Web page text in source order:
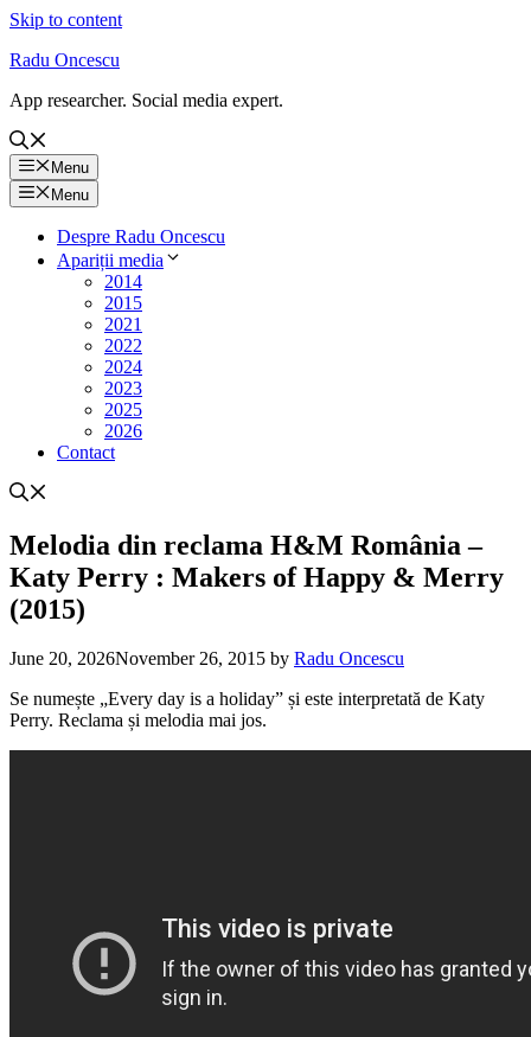
Skip to content
Radu Oncescu
App researcher. Social media expert.
Menu
Menu
Despre Radu Oncescu
Apariții media
2014
2015
2021
2022
2024
2023
2025
2026
Contact
Melodia din reclama H&M România –
Katy Perry : Makers of Happy & Merry
(2015)
June 20, 2026November 26, 2015 by Radu Oncescu
Se numește „Every day is a holiday” și este interpretată de Katy
Perry. Reclama și melodia mai jos.